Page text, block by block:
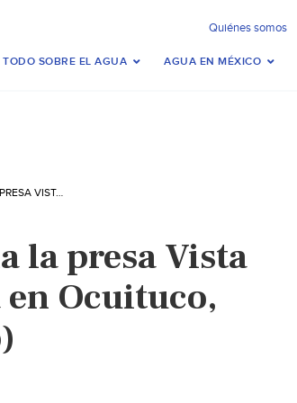
Quiénes somos
TODO SOBRE EL AGUA AGUA EN MÉXICO
POR GRIETA, SE VACÍA LA PRESA VISTA HERMOSA UBICADA EN OCUITUCO, MORELOS ( PROCESO)
la presa Vista
Ocuituco,